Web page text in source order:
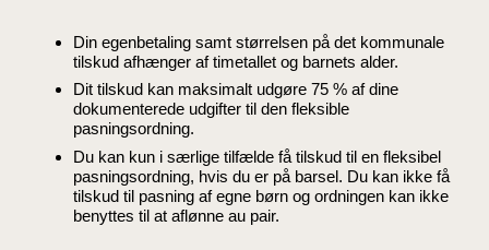
Din egenbetaling samt størrelsen på det kommunale
tilskud afhænger af timetallet og barnets alder.
Dit tilskud kan maksimalt udgøre 75 % af dine
dokumenterede udgifter til den fleksible
pasningsordning.
Du kan kun i særlige tilfælde få tilskud til en fleksibel
pasningsordning, hvis du er på barsel. Du kan ikke få
tilskud til pasning af egne børn og ordningen kan ikke
benyttes til at aflønne au pair.